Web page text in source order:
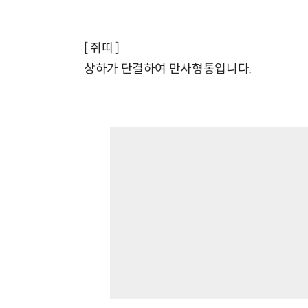
[ 쥐띠 ]
상하가 단결하여 만사형통입니다.